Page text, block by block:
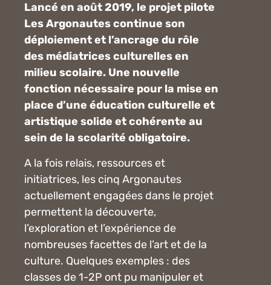
Lancé en août 2019, le projet pilote
Les Argonautes continue son
déploiement et l’ancrage du rôle
des médiatrices culturelles en
milieu scolaire. Une nouvelle
fonction nécessaire pour la mise en
place d’une éducation culturelle et
artistique solide et cohérente au
sein de la scolarité obligatoire.
A la fois relais, ressources et
initiatrices, les cinq Argonautes
actuellement engagées dans le projet
permettent la découverte,
l’exploration et l’expérience de
nombreuses facettes de l’art et de la
culture. Quelques exemples : des
classes de 1-2P ont pu manipuler et